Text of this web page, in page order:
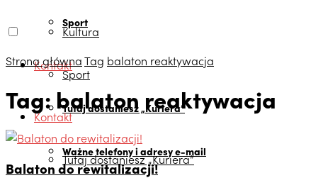
Sport
Kontakt
Tutaj dostaniesz „Kuriera”
Ważne telefony i adresy e-mail
Kultura
Sport
Kontakt
Tutaj dostaniesz „Kuriera”
Strona głównaTag balaton reaktywacja
Tag:balaton reaktywacja
Balaton do rewitalizacji!